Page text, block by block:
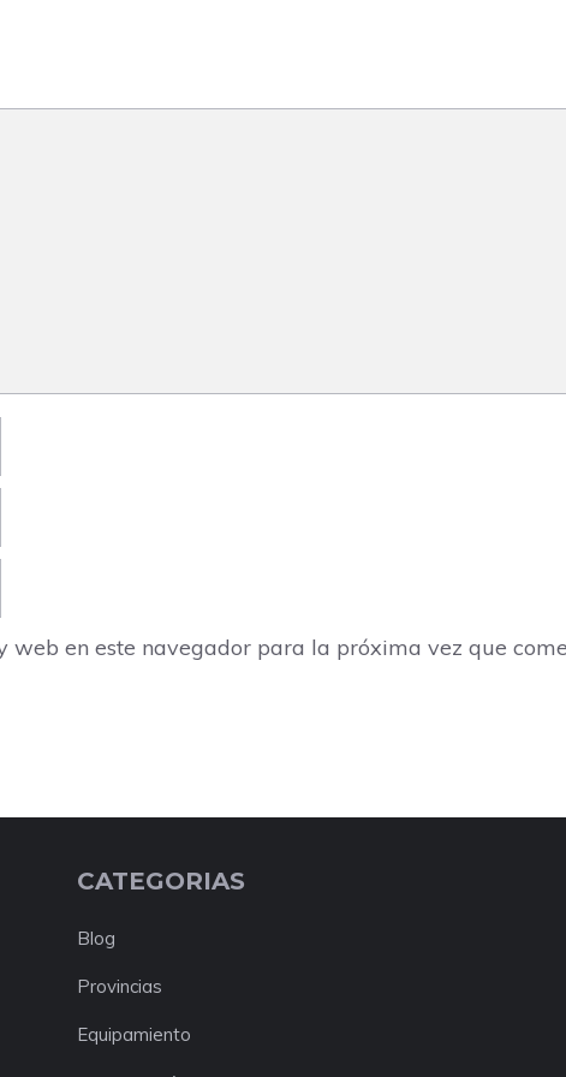
web en este navegador para la próxima vez que
CATEGORIAS
Blog
Provincias
Equipamiento